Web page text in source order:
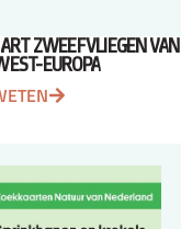
ZWEEFVLIEGEN VAN
EUROPA